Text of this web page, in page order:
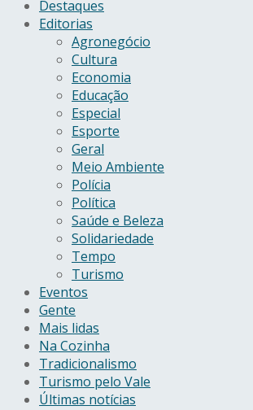
Destaques
Editorias
Agronegócio
Cultura
Economia
Educação
Especial
Esporte
Geral
Meio Ambiente
Polícia
Política
Saúde e Beleza
Solidariedade
Tempo
Turismo
Eventos
Gente
Mais lidas
Na Cozinha
Tradicionalismo
Turismo pelo Vale
Últimas notícias